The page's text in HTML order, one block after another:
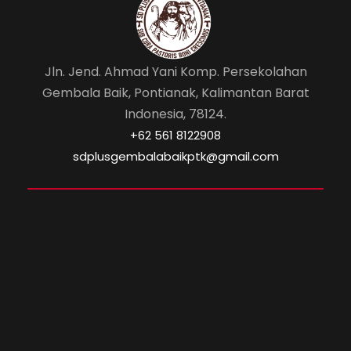
Jln. Jend. Ahmad Yani Komp. Persekolahan
Gembala Baik, Pontianak, Kalimantan Barat
Indonesia, 78124.
‎+62 561 8122908
sdplusgembalabaikptk@gmail.com